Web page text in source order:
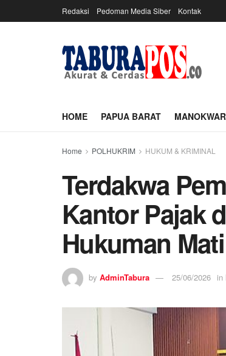
Redaksi Pedoman Media Siber Kontak
HOME PAPUA BARAT
Home POLHUKRIM HUKUM & KRIMINAL
Terdakwa
Kantor Pajak
Hukuman Mati
by AdminTabura 25/06/2026 in